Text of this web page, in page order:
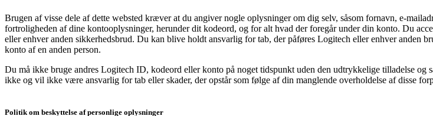
Brugen af visse dele af dette websted kræver at du angiver nogle oplysninger om dig selv, såsom fornavn, e-
fortroligheden af dine kontooplysninger, herunder dit kodeord, og for alt hvad der foregår under din konto. Du
eller enhver anden sikkerhedsbrud. Du kan blive holdt ansvarlig for tab, der påføres Logitech eller enhver anden
konto af en anden person.
Du må ikke bruge andres Logitech ID, kodeord eller konto på noget tidspunkt uden den udtrykkelige tilladelse
ikke og vil ikke være ansvarlig for tab eller skader, der opstår som følge af din manglende overholdelse af disse
Politik om beskyttelse af personlige oplysninger